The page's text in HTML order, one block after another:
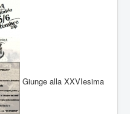
Giunge alla XXVIesima